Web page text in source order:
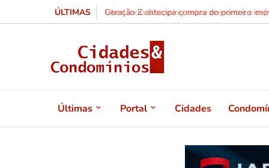
ÚLTIMAS Geração Z antecipa compra do primeiro
Últimas Portal Cidades